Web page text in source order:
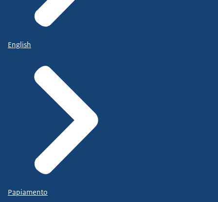
English
Papiamento